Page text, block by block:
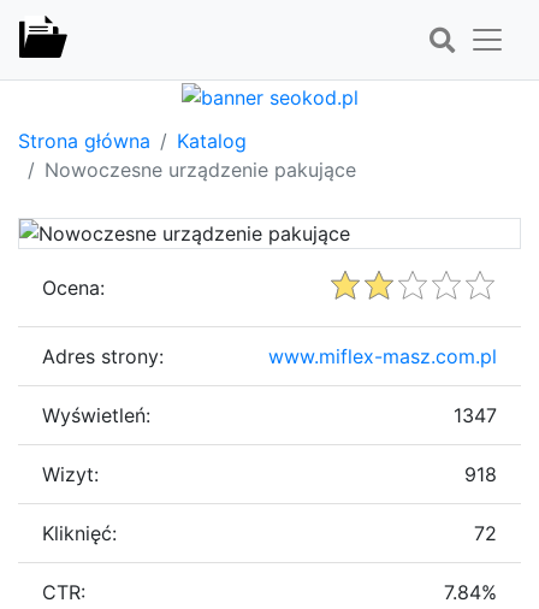
Strona główna
Katalog
Nowoczesne urządzenie pakujące
Ocena:
Adres strony: www.miflex-masz.com.pl
Wyświetleń: 1347
Wizyt: 918
Kliknięć: 72
CTR: 7.84%